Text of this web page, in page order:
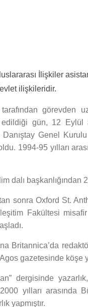
İlişkiler
ilişkileridir.
tarafından görevden
gün, 12 Eylül
Danıştay Genel
1994-95 yılları
dalı
sonra Oxford St.
Fakültesi
Britannica’da
gazetesinde köşe
dergisinde
yılları
yapmıştır.